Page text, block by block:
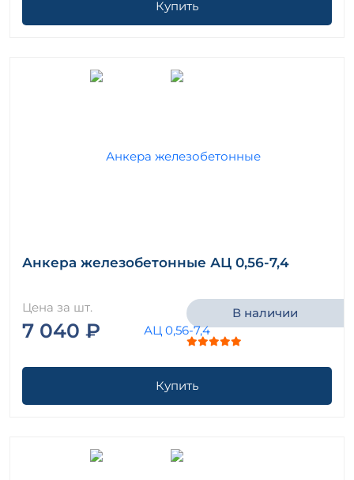
Купить
Анкера железобетонные АЦ 0,56-7,4
Цена за шт.
7 040 ₽
В наличии
Купить